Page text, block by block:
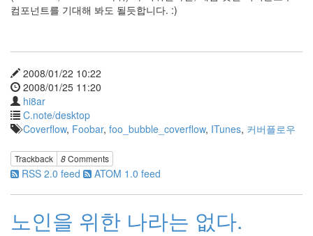
컴포넌트를 기대해 봐도 될듯합니다. :)
2008/01/22 10:22
2008/01/25 11:20
hi8ar
C.note/desktop
Coverflow, Foobar, foo_bubble_coverflow, ITunes, 커버플로우
Trackback 8Comments
RSS 2.0 feed ATOM 1.0 feed
노인을 위한 나라는 없다.